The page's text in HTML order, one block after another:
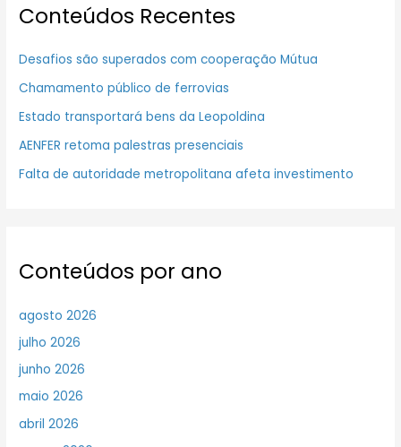
Conteúdos Recentes
Desafios são superados com cooperação Mútua
Chamamento público de ferrovias
Estado transportará bens da Leopoldina
AENFER retoma palestras presenciais
Falta de autoridade metropolitana afeta investimento
Conteúdos por ano
agosto 2026
julho 2026
junho 2026
maio 2026
abril 2026